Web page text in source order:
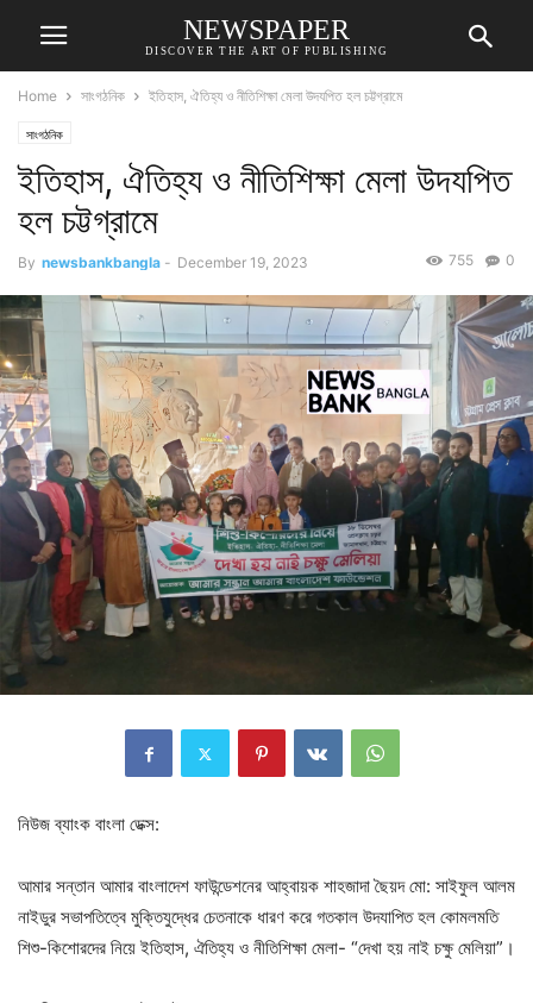
NEWSPAPER
DISCOVER THE ART OF PUBLISHING
Home সাংগঠনিক ইতিহাস, ঐতিহ্য ও নীতিশিক্ষা মেলা উদযপিত হল চট্টগ্রামে
সাংগঠনিক
ইতিহাস, ঐতিহ্য ও নীতিশিক্ষা মেলা উদযপিত
হল চট্টগ্রামে
By newsbankbangla - December 19, 2023 0
755
নিউজ ব্যাংক বাংলা ডেক্স:
আমার সন্তান আমার বাংলাদেশ ফাউন্ডেশনের আহ্বায়ক শাহজাদা ছৈয়দ মো: সাইফুল আলম
নাইডুর সভাপতিত্বে মুক্তিযুদ্ধের চেতনাকে ধারণ করে গতকাল উদযাপিত হল কোমলমতি
শিশু-কিশোরদের নিয়ে ইতিহাস, ঐতিহ্য ও নীতিশিক্ষা মেলা- “দেখা হয় নাই চক্ষু মেলিয়া”।